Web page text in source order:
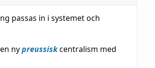
passas in i systemet och
nypreussiskcentralism med